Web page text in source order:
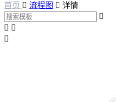
首页  流程图  详情

 
